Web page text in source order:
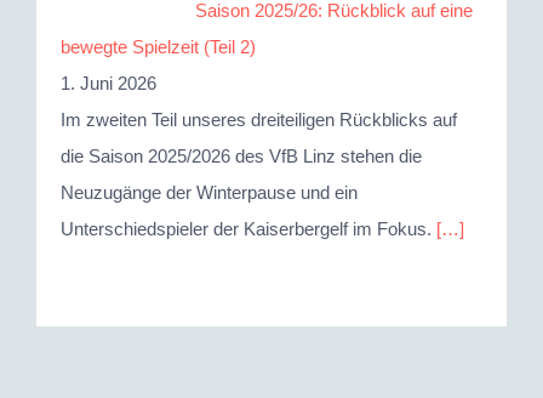
Saison 2025/26: Rückblick auf eine
bewegte Spielzeit (Teil 2)
1. Juni 2026
Im zweiten Teil unseres dreiteiligen Rückblicks auf
die Saison 2025/2026 des VfB Linz stehen die
Neuzugänge der Winterpause und ein
Unterschiedspieler der Kaiserbergelf im Fokus. […]